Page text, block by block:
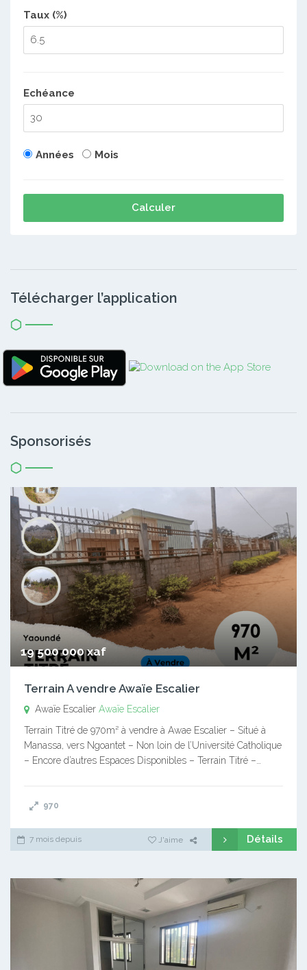
Taux (%)
Echéance
Années Mois
Calculer
Télécharger l’application
Sponsorisés
19 500 000 xaf
Terrain A vendre Awaïe Escalier
Awaïe Escalier Awaïe Escalier
Terrain Titré de 970m² à vendre à Awae Escalier – Situé à
Manassa, vers Ngoantet – Non loin de l’Université Catholique
– Encore d’autres Espaces Disponibles – Terrain Titré –…
970
7 mois depuis J'aime Détails